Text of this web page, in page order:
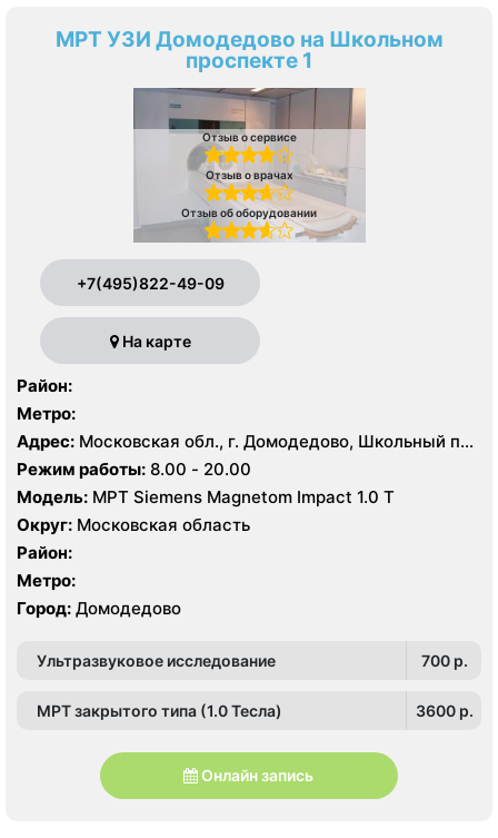
МРТ УЗИ Домодедово на Школьном
проспекте 1
Отзыв о сервисе
Отзыв о врачах
Отзыв об оборудовании
+7(495)822-49-09
На карте
Район:
Метро:
Адрес: Московская обл., г. Домодедово, Школьный пр.,
1
Режим работы:
8.00 - 20.00
Модель: МРТ Siemens Magnetom Impact 1.0 Т
Округ: Московская область
Район:
Метро:
Город: Домодедово
Ультразвуковое исследование 700 p.
МРТ закрытого типа (1.0 Тесла) 3600 p.
Онлайн запись